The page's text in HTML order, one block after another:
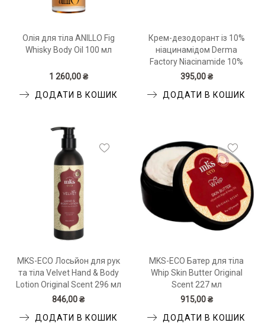
Олія для тіла ANILLO Fig
Whisky Body Oil 100 мл
1 260,00 ₴
ДОДАТИ В КОШИК
Крем-дезодорант із 10%
ніацинамідом Derma
Factory Niacinamide 10%
Deo Cream 50 мл
395,00 ₴
ДОДАТИ В КОШИК
MKS-ECO Лосьйон для рук
та тіла Velvet Hand & Body
Lotion Original Scent 296 мл
846,00 ₴
ДОДАТИ В КОШИК
MKS-ECO Батер для тіла
Whip Skin Butter Original
Scent 227 мл
915,00 ₴
ДОДАТИ В КОШИК